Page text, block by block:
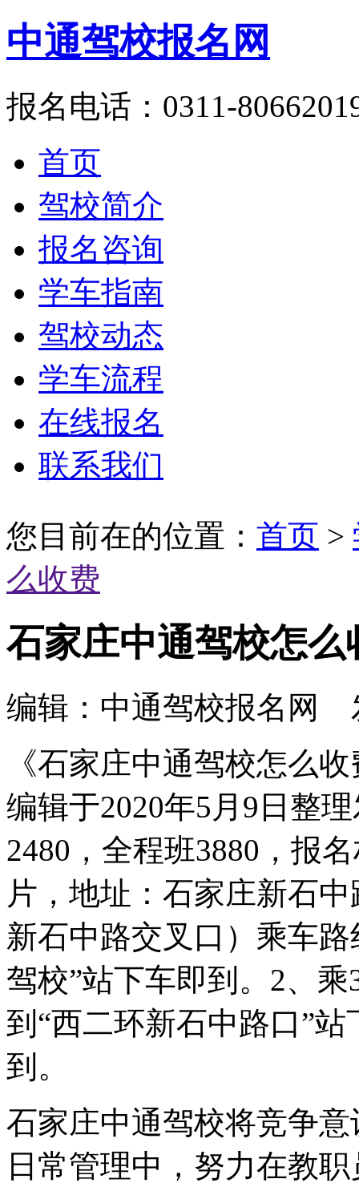
中通驾校报名网
报名电话：0311-
首页
驾校简介
报名咨询
学车指南
驾校动态
学车流程
在线报名
联系我们
您目前在的位置： 首页 >
么收费
石家庄中通驾校怎么
编辑：中通驾校报名网
《石家庄中通驾校怎么
编辑于2020年5月9日整
2480，全程班3880，报
片，地址：石家庄新石
新石中路交叉口）乘车
驾校”站下车即到。2、
到“西二环新石中路口”
到。
石家庄中通驾校将竞争
日常管理中，努力在教